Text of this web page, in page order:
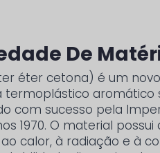
De
éter cetona) é um
termoplástico aromático
com sucesso pela
1970. O material possui
calor, à radiação e à